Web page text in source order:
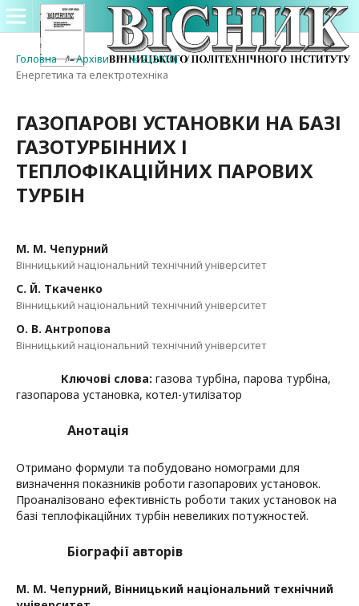
Головна / Архіви / № 2 (2010) /
Енергетика та електротехніка
ГАЗОПАРОВІ УСТАНОВКИ НА БАЗІ
ГАЗОТУРБІННИХ І
ТЕПЛОФІКАЦІЙНИХ ПАРОВИХ
ТУРБІН
М. М. Чепурний
Вінницький національний технічний університет
С. Й. Ткаченко
Вінницький національний технічний університет
О. В. Антропова
Вінницький національний технічний університет
Ключові слова: газова турбіна, парова турбіна,
газопарова установка, котел-утилізатор
Анотація
Отримано формули та побудовано номограми для
визначення показників роботи газопарових установок.
Проаналізовано ефективність роботи таких установок на
базі теплофікаційних турбін невеликих потужностей.
Біографії авторів
М. М. Чепурний, Вінницький національний технічний